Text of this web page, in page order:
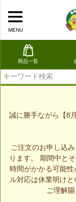
MENU
商品一覧
誠に勝手ながら【8
ご注文のお申し込
ります。 期間中と
時間がかかる可能
ル対応は休業明け
ご理解